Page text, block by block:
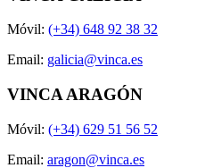
Móvil: (+34) 648 92 38 32
Email: galicia@vinca.es
VINCA ARAGÓN
Móvil: (+34) 629 51 56 52
Email: aragon@vinca.es